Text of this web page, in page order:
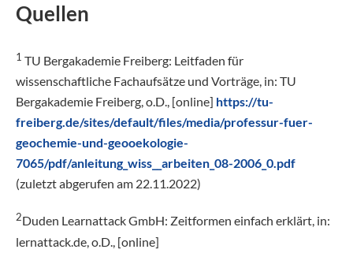
Quellen
1 TU Bergakademie Freiberg: Leitfaden für
wissenschaftliche Fachaufsätze und Vorträge, in: TU
Bergakademie Freiberg, o.D., [online] https://tu-
freiberg.de/sites/default/files/media/professur-fuer-
geochemie-und-geooekologie-
7065/pdf/anleitung_wiss__arbeiten_08-2006_0.pdf
(zuletzt abgerufen am 22.11.2022)
2Duden Learnattack GmbH: Zeitformen einfach erklärt, in:
lernattack.de, o.D., [online]